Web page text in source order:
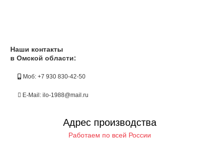
Наши контакты
в Омской области:
Моб: +7 930 830-42-50
E-Mail: ilo-1988@mail.ru
Адрес производства
Работаем по всей России